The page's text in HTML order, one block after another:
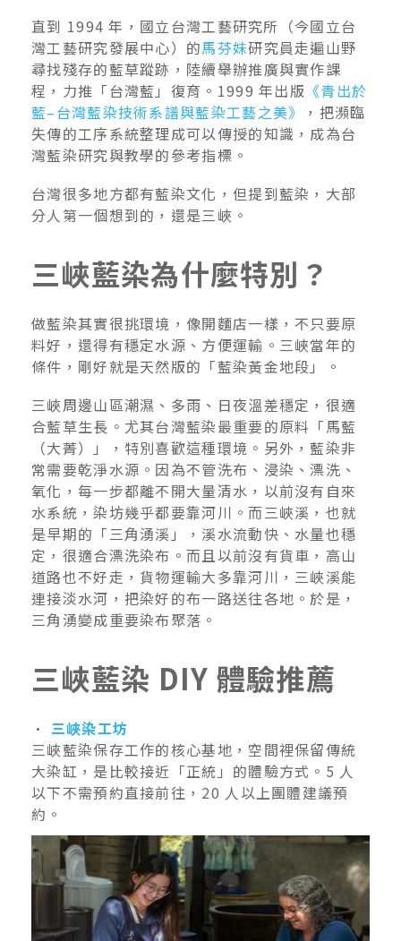
直到 1994 年，國立台灣工藝研究所（今國立台
灣工藝研究發展中心）的馬芬妹研究員走遍山野
尋找殘存的藍草蹤跡，陸續舉辦推廣與實作課
程，力推「台灣藍」復育。1999 年出版 《青出於
藍–台灣藍染技術系譜與藍染工藝之美》
，把瀕臨
失傳的工序系統整理成可以傳授的知識，成為台
灣藍染研究與教學的參考指標。
台灣很多地方都有藍染文化，但提到藍染，大部
分人第一個想到的，還是三峽。
三峽藍染為什麼特別？
做藍染其實很挑環境，像開麵店一樣，不只要原
料好，還得有穩定水源、方便運輸。三峽當年的
條件，剛好就是天然版的「藍染黃金地段」。
三峽周邊山區潮濕、多雨、日夜溫差穩定，很適
合藍草生長。尤其台灣藍染最重要的原料「馬藍
（大菁）」，特別喜歡這種環境。另外，藍染非
常需要乾淨水源。因為不管洗布、浸染、漂洗、
氧化，每一步都離不開大量清水，以前沒有自來
水系統，染坊幾乎都要靠河川。而三峽溪，也就
是早期的「三角湧溪」，溪水流動快、水量也穩
定，很適合漂洗染布。而且以前沒有貨車，高山
道路也不好走，貨物運輸大多靠河川，三峽溪能
連接淡水河，把染好的布一路送往各地。於是，
三角湧變成重要染布聚落。
三峽藍染 DIY 體驗推薦
• 三峽染工坊
三峽藍染保存工作的核心基地，空間裡保留傳統
大染缸，是比較接近「正統」的體驗方式。5 人
以下不需預約直接前往，20 人以上團體建議預
約。